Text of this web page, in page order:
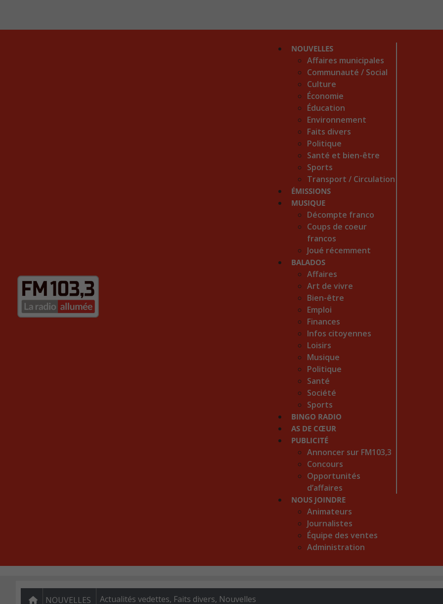
NOUVELLES
Affaires municipales
Communauté / Social
Culture
Économie
Éducation
Environnement
Faits divers
Politique
Santé et bien-être
Sports
Transport / Circulation
ÉMISSIONS
MUSIQUE
Décompte franco
Coups de coeur
francos
Joué récemment
BALADOS
Affaires
Art de vivre
Bien-être
Emploi
Finances
Infos citoyennes
Loisirs
Musique
Politique
Santé
Société
Sports
BINGO RADIO
AS DE CŒUR
PUBLICITÉ
Annoncer sur FM103,3
Concours
Opportunités
d’affaires
NOUS JOINDRE
Animateurs
Journalistes
Équipe des ventes
Administration
NOUVELLES Actualités vedettes, Faits divers, Nouvelles